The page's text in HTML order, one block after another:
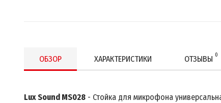
ОБЗОР ХАРАКТЕРИСТИКИ ОТЗЫВЫ 0
Lux Sound MS028 - Стойка для микрофона